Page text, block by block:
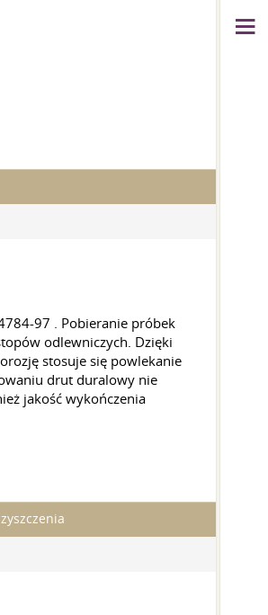
97 . Pobieranie próbek
odlewniczych. Dzięki
stosuje się powlekanie
drut duralowy nie
jakość wykończenia